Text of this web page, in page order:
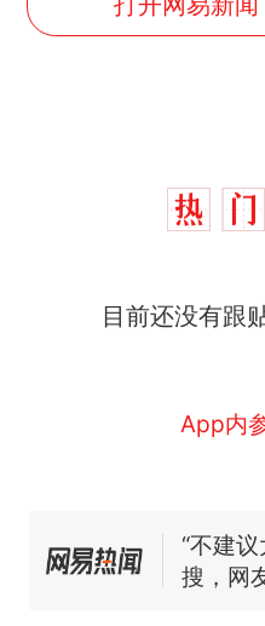
目前还没有跟
App内
因老师
眼了……
空调24
电力部
已叫停
核查
“不建
搜，网